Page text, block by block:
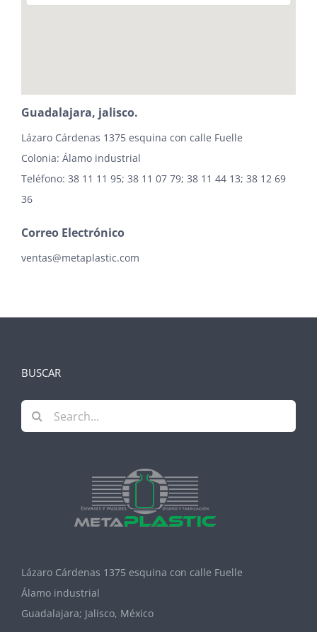
Guadalajara, jalisco.
Lázaro Cárdenas 1375 esquina con calle Fuelle
Colonia: Álamo industrial
Teléfono: 38 11 11 95; 38 11 07 79; 38 11 44 13; 38 12 69
36
Correo Electrónico
ventas@metaplastic.com
BUSCAR
Search
for:
Lázaro Cárdenas 1375 esquina con calle Fuelle
Álamo industrial
Guadalajara; Jalisco, México